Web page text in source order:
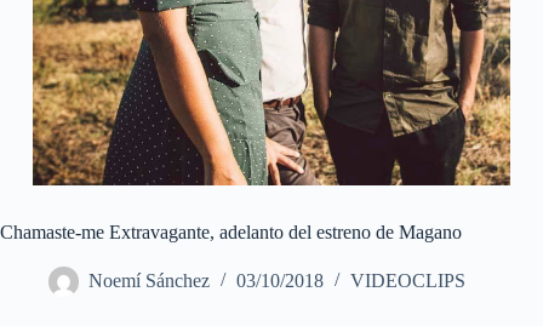
Chamaste-me Extravagante, adelanto del estreno de Magano
Noemí Sánchez 03/10/2018 VIDEOCLIPS